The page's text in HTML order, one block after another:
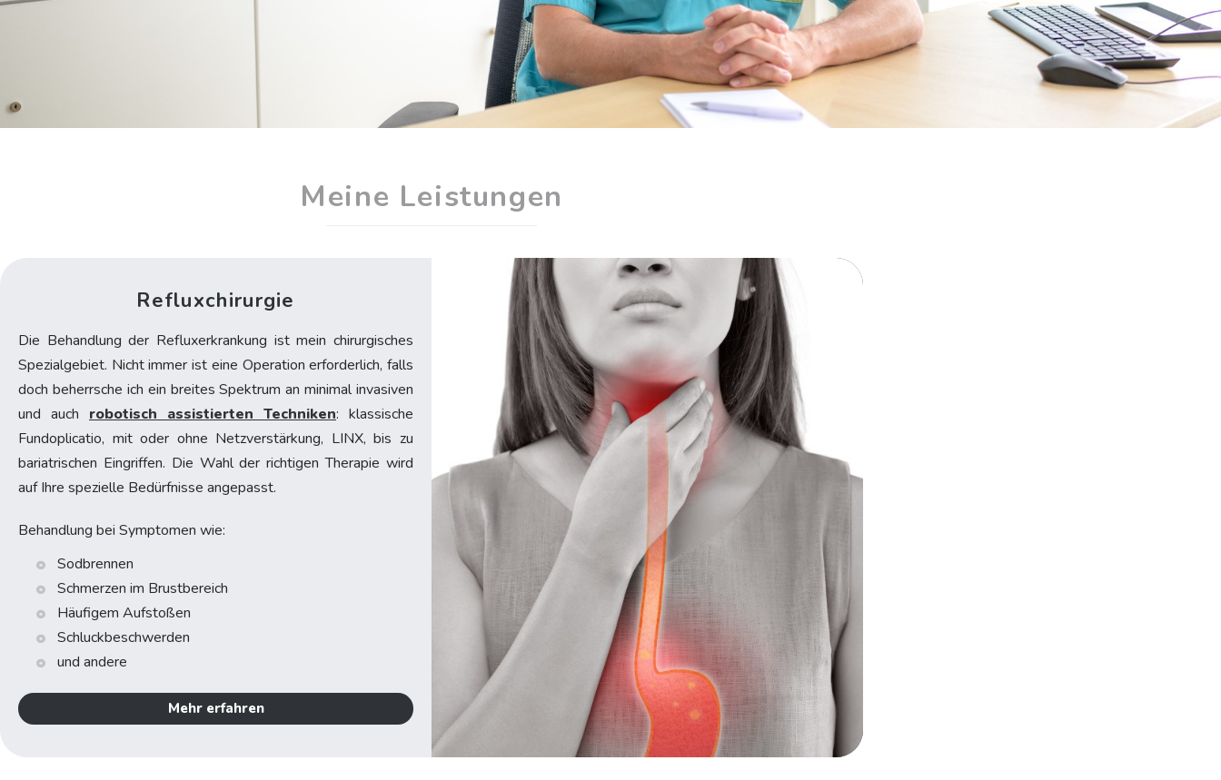
Meine Leistungen
Refluxchirurgie
Die Behandlung der Refluxerkrankung ist mein chirurgisches
Spezialgebiet. Nicht immer ist eine Operation erforderlich, falls
doch beherrsche ich ein breites Spektrum an minimal invasiven
und auch robotisch assistierten Techniken: klassische
Fundoplicatio, mit oder ohne Netzverstärkung, LINX, bis zu
bariatrischen Eingriffen. Die Wahl der richtigen Therapie wird
auf Ihre spezielle Bedürfnisse angepasst.
Behandlung bei Symptomen wie:
Sodbrennen
Schmerzen im Brustbereich
Häufigem Aufstoßen
Schluckbeschwerden
und andere
Mehr erfahren